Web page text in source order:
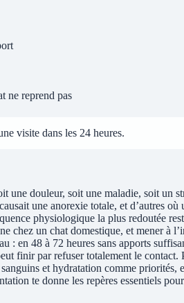
ne reprend pas
visite dans les 24 heures.
une douleur, soit une maladie, soit un
une anorexie totale, et d’autres où
physiologique la plus redoutée
chez un chat domestique, et mener à
: en 48 à 72 heures sans apports
finir par refuser totalement le contact.
et hydratation comme priorités,
te donne les repères essentiels